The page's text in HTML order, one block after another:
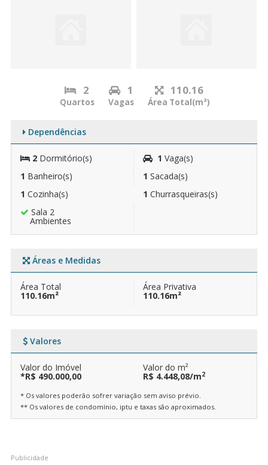
2
Quartos
1
Vagas
110.16
Área Total(m²)
Dependências
2 Dormitório(s) 1 Vaga(s)
1 Banheiro(s) 1 Sacada(s)
1 Cozinha(s) 1 Churrasqueiras(s)
Sala 2
Ambientes
Áreas e Medidas
Área Total
110.16m²
Área Privativa
110.16m²
Valores
Valor do Imóvel
*R$ 490.000,00
Valor do m²
R$ 4.448,08/m2
* Os valores poderão sofrer variação sem aviso prévio.
** Os valores de condomínio, iptu e taxas são aproximados.